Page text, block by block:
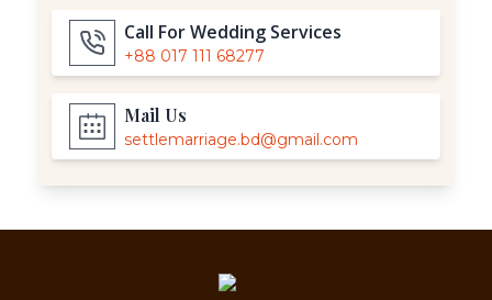
Call For Wedding Services
+88 017 111 68277
Mail Us
settlemarriage.bd@gmail.com